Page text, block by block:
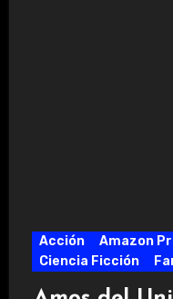
Acción Amazon
Ciencia Ficción